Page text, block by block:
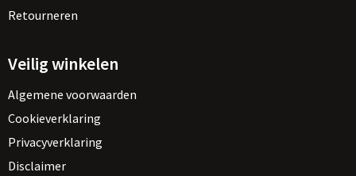
Retourneren
Veilig winkelen
Algemene voorwaarden
Cookieverklaring
Privacyverklaring
Disclaimer